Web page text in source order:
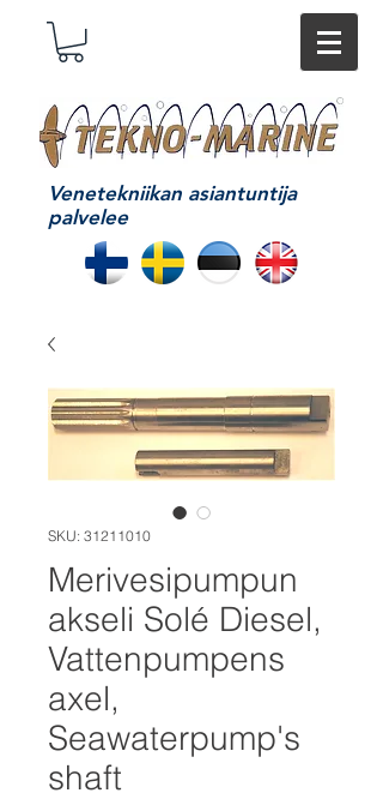
Venetekniikan asiantuntija
palvelee
SKU: 31211010
Merivesipumpun
akseli Solé Diesel,
Vattenpumpens
axel,
Seawaterpump's
shaft